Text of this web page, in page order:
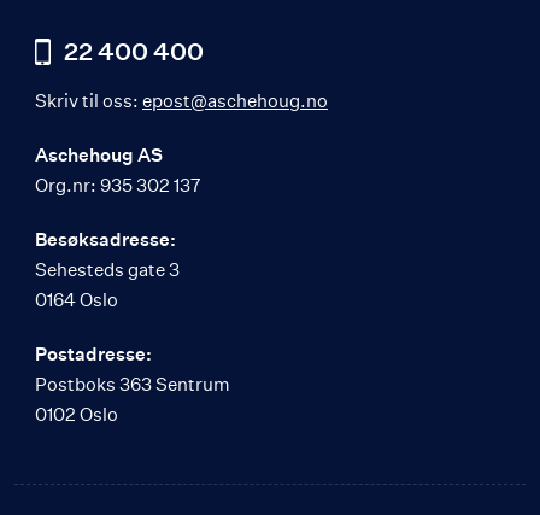
22 400 400
Skriv til oss: epost@aschehoug.no
Aschehoug AS
Org.nr: 935 302 137
Besøksadresse:
Sehesteds gate 3
0164 Oslo
Postadresse:
Postboks 363 Sentrum
0102 Oslo